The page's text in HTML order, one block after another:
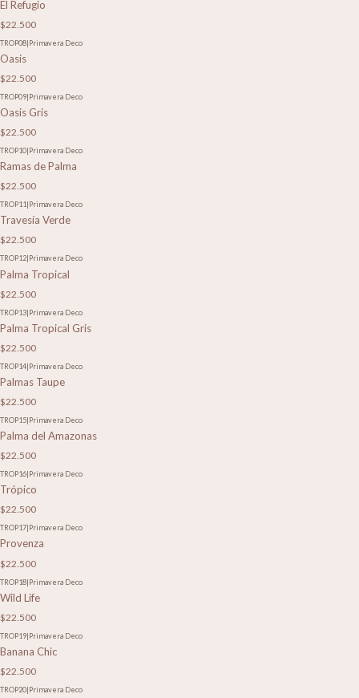
El Refugio
$22.500
TROP08|Primavera Deco
Oasis
$22.500
TROP09|Primavera Deco
Oasis Gris
$22.500
TROP10|Primavera Deco
Ramas de Palma
$22.500
TROP11|Primavera Deco
Travesía Verde
$22.500
TROP12 Primavera Deco
Palma Tropical
$22.500
TROP13|Primavera Deco
Palma Tropical Gris
$22.500
TROP14|Primavera Deco
Palmas Taupe
$22.500
TROP15|Primavera Deco
Palma del Amazonas
$22.500
TROP16|Primavera Deco
Trópico
$22.500
TROP17 Primavera Deco
Provenza
$22.500
TROP18|Primavera Deco
Wild Life
$22.500
TROP19|Primavera Deco
Banana Chic
$22.500
TROP20|Primavera Deco